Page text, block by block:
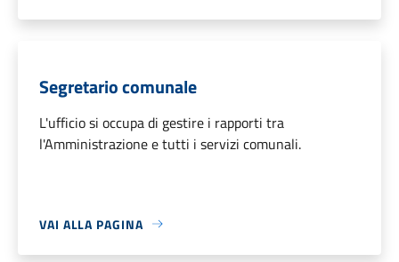
Segretario comunale
L'ufficio si occupa di gestire i rapporti tra
l'Amministrazione e tutti i servizi comunali.
VAI ALLA PAGINA